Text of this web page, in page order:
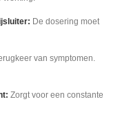
De dosering moet
van symptomen.
Zorgt voor een constante